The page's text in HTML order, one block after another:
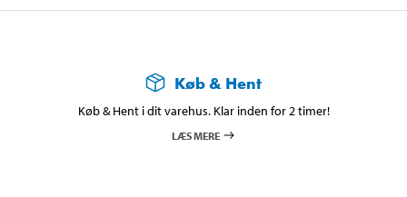
Køb & Hent
Køb & Hent i dit varehus. Klar inden for 2 timer!
LÆS MERE